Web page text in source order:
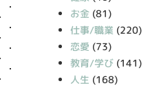
お金(81)
仕事/職業 (220)
恋愛 (73)
教育/学び(141)
人生 (168)